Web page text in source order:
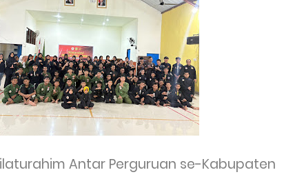
Antar Perguruan se-Kabupaten